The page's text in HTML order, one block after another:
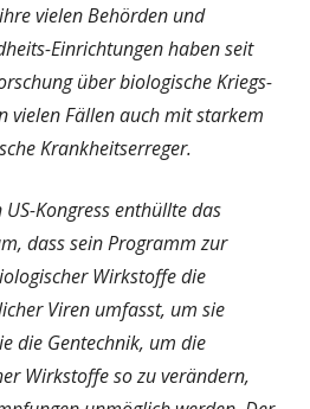
vielen Behörden und
Einrichtungen haben seit
über biologische Kriegs-
vielen Fällen auch mit starkem
Krankheitserreger.
Kongress enthüllte das
dass sein Programm zur
Wirkstoffe die
Viren umfasst, um sie
die Gentechnik, um die
Wirkstoffe so zu verändern,